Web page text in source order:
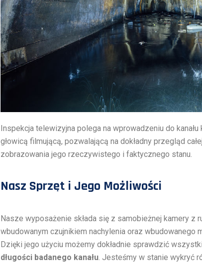
Inspekcja telewizyjna polega na wprowadzeniu do
głowicą filmującą, pozwalającą na dokładny przegląd
zobrazowania jego rzeczywistego i faktycznego stanu.
Nasz Sprzęt i Jego Możliwości
Nasze wyposażenie składa się z samobieżnej kamery z
wbudowanym czujnikiem nachylenia oraz wbudowanego
Dzięki jego użyciu możemy dokładnie sprawdzić
długości badanego kanału. Jesteśmy w stanie wykryć